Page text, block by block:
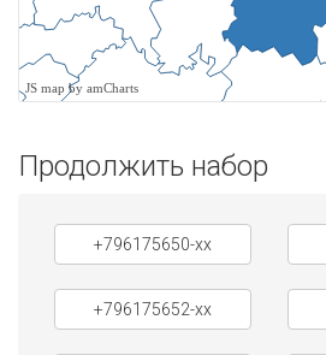
JS map by amCharts
Продолжить набор
+796175650-xx
+796175652-xx